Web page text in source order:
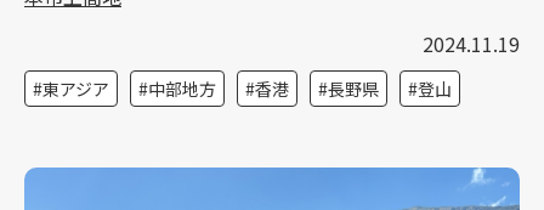
2024.11.19
東アジア 中部地方 香港 長野県 登山